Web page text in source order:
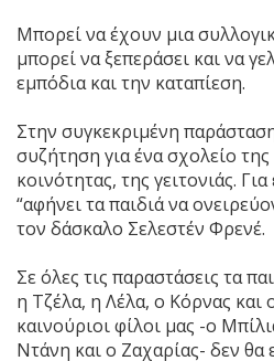
Μπορεί να έχουν μια
μπορεί να ξεπεράσει και να
εμπόδια και την καταπίεση.
Στην συγκεκριμένη
συζήτηση για ένα σχολείο
κοινότητας, της γειτονιάς.
“αφήνει τα παιδιά να
τον δάσκαλο Σελεστέν Φρενέ.
Σε όλες τις παραστάσεις τα
η Τζέλα, η Λέλα, ο Κόρνας και
καινούριοι φίλοι μας -ο
Ντάνη και ο Ζαχαρίας- δεν θα